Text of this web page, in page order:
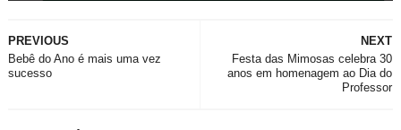
NEXT
Festa das Mimosas celebra 30
anos em homenagem ao Dia do
Professor
PREVIOUS
Bebê do Ano é mais uma vez
sucesso